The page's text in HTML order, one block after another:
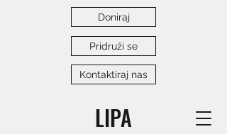
LIPA
Doniraj
Pridruži se
Kontaktiraj nas